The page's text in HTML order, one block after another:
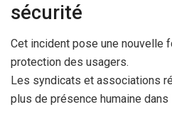
sécurité
Cet incident pose une nouvelle
protection des usagers.
Les syndicats et associations
plus de présence humaine